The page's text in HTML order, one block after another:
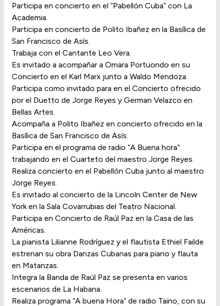
Participa en concierto en el “Pabellón Cuba” con La
Academia.
Participa en concierto de Polito Ibañez en la Basílica de
San Francisco de Asís.
Trabaja con el Cantante Leo Vera.
Es invitado a acompañar a Omara Portuondo en su
Concierto en el Karl Marx junto a Waldo Mendoza.
Participa como invitado para en el Concierto ofrecido
por el Duetto de Jorge Reyes y German Velazco en
Bellas Artes.
Acompaña a Polito Ibañez en concierto ofrecido en la
Basílica de San Francisco de Asís.
Participa en el programa de radio “A Buena hora”
trabajando en el Cuarteto del maestro Jorge Reyes.
Realiza concierto en el Pabellón Cuba junto al maestro
Jorge Reyes.
Es invitado al concierto de la Lincoln Center de New
York en la Sala Covarrubias del Teatro Nacional.
Participa en Concierto de Raúl Paz en la Casa de las
Américas.
La pianista Lilianne Rodríguez y el flautista Ethiel Failde
estrenan su obra Danzas Cubanas para piano y flauta
en Matanzas.
Integra la Banda de Raúl Paz se presenta en varios
escenarios de La Habana.
Realiza programa “A buena Hora” de radio Taino, con su